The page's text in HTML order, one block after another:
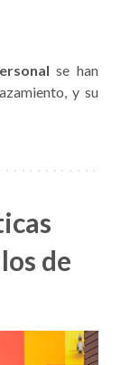
se han
y su
de